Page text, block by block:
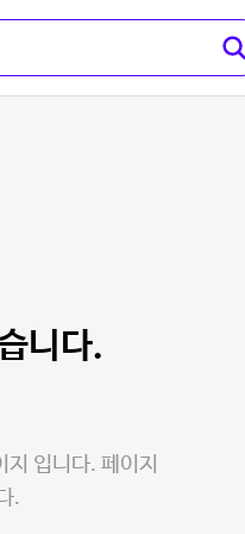
니다.
입니다. 페이지
.